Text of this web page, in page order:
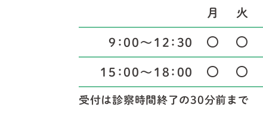
月 火
9：00～12：30
15：00～18：00
受付は診察時間終了の30分前まで